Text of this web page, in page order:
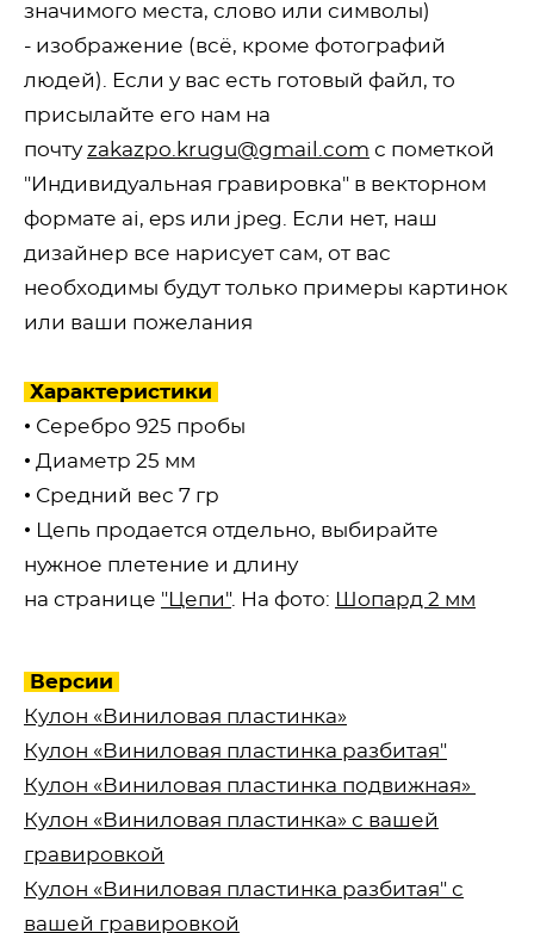
значимого места, слово или символы)
- изображение (всё, кроме фотографий
людей). Если у вас есть готовый файл, то
присылайте его нам на
почтуzakazpo.krugu@gmail.com с пометкой
"Индивидуальная гравировка" в векторном
формате ai, eps или jpeg. Если нет, наш
дизайнер все нарисует сам, от вас
необходимы будут только примеры картинок
или ваши пожелания
Характеристики
•⁠ Серебро 925 пробы
• Диаметр 25 мм
• Средний вес 7 гр
• Цепь продается отдельно, выбирайте
нужное плетение и длину
на странице "Цепи". На фото: Шопард 2 мм
Версии
Кулон «Виниловая пластинка»
Кулон «Виниловая пластинка разбитая"
Кулон «Виниловая пластинка подвижная»
Кулон «Виниловая пластинка» с вашей
гравировкой
Кулон «Виниловая пластинка разбитая" с
вашей гравировкой